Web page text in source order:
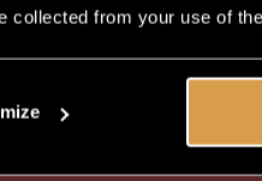
collected from your use of